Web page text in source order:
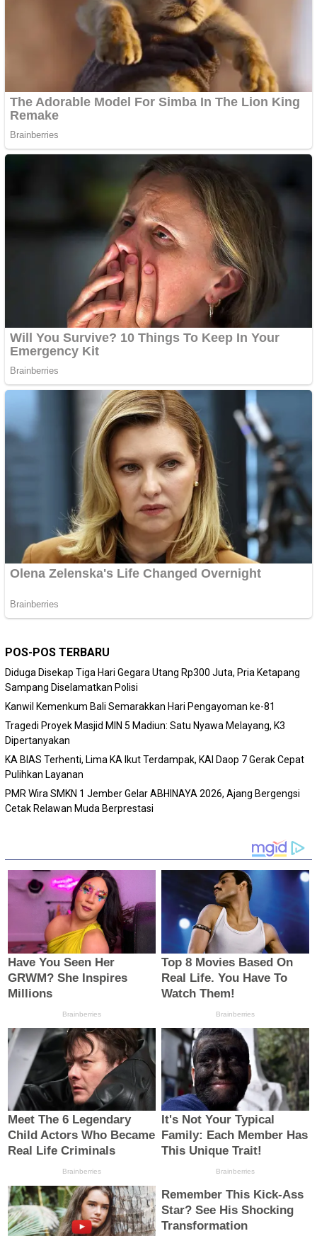
POS-POS TERBARU
Diduga Disekap Tiga Hari Gegara Utang Rp300 Juta, Pria Ketapang
Sampang Diselamatkan Polisi
Kanwil Kemenkum Bali Semarakkan Hari Pengayoman ke-81
Tragedi Proyek Masjid MIN 5 Madiun: Satu Nyawa Melayang, K3
Dipertanyakan
KA BIAS Terhenti, Lima KA Ikut Terdampak, KAI Daop 7 Gerak Cepat
Pulihkan Layanan
PMR Wira SMKN 1 Jember Gelar ABHINAYA 2026, Ajang Bergengsi
Cetak Relawan Muda Berprestasi